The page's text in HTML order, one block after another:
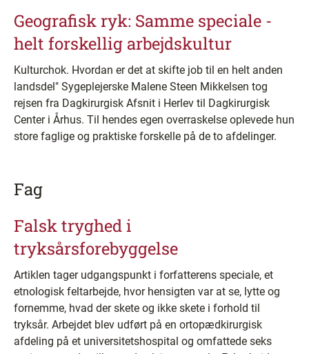
Geografisk ryk: Samme speciale -
helt forskellig arbejdskultur
Kulturchok. Hvordan er det at skifte job til en helt anden
landsdel" Sygeplejerske Malene Steen Mikkelsen tog
rejsen fra Dagkirurgisk Afsnit i Herlev til Dagkirurgisk
Center i Århus. Til hendes egen overraskelse oplevede hun
store faglige og praktiske forskelle på de to afdelinger.
Fag
Falsk tryghed i
tryksårsforebyggelse
Artiklen tager udgangspunkt i forfatterens speciale, et
etnologisk feltarbejde, hvor hensigten var at se, lytte og
fornemme, hvad der skete og ikke skete i forhold til
tryksår. Arbejdet blev udført på en ortopædkirurgisk
afdeling på et universitetshospital og omfattede seks